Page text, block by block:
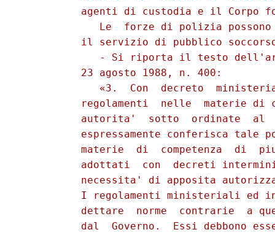
agenti di custodia e il Corpo
Le  forze di polizia
il servizio di pubblico
- Si riporta il testo
          23 agosto 1988, n. 400:
«3.  Con  decreto
regolamenti  nelle  materie di
autorita'  sotto  ordinate  al
espressamente conferisca tale
materie  di  competenza  di
adottati  con  decreti
necessita' di apposita
I regolamenti ministeriali ed
dettare  norme  contrarie  a
dal  Governo.  Essi debbono